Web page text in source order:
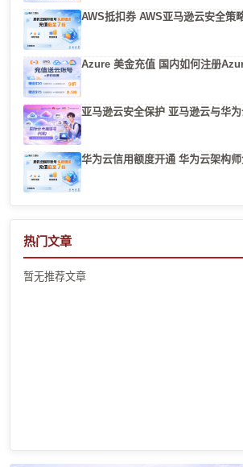
AWS抵扣券 AWS亚马逊云安全策
Azure 美金充值 国内如何注册
亚马逊云安全保护 亚马逊云与华
华为云信用额度开通 华为云架构
热门文章
暂无推荐文章